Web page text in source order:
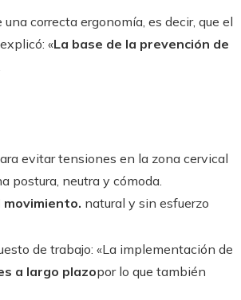
correcta ergonomía, es decir, que el
«La base de la prevención de
evitar tensiones en la zona cervical
postura, neutra y cómoda.
movimiento. natural y sin esfuerzo
de trabajo: «La implementación de
a largo plazopor lo que también